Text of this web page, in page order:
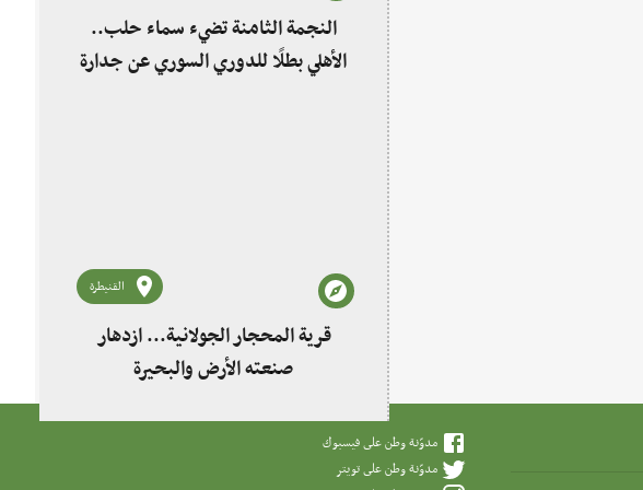
النجمة الثامنة تضيء سماء حلب..
الأهلي بطلًا للدوري السوري عن جدارة
القنيطرة
قرية المحجار الجولانية... ازدهار
صنعته الأرض والبحيرة
مدوّنة وطن على فيسبوك
مدوّنة وطن على تويتر